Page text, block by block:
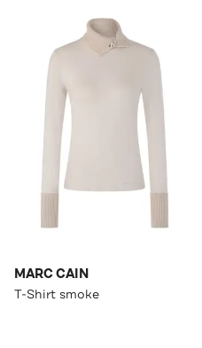
MARC CAIN
T-Shirt smoke